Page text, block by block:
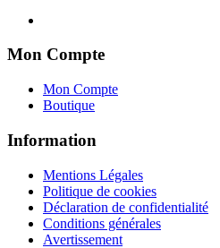
Mon Compte
Mon Compte
Boutique
Information
Mentions Légales
Politique de cookies
Déclaration de confidentialité
Conditions générales
Avertissement